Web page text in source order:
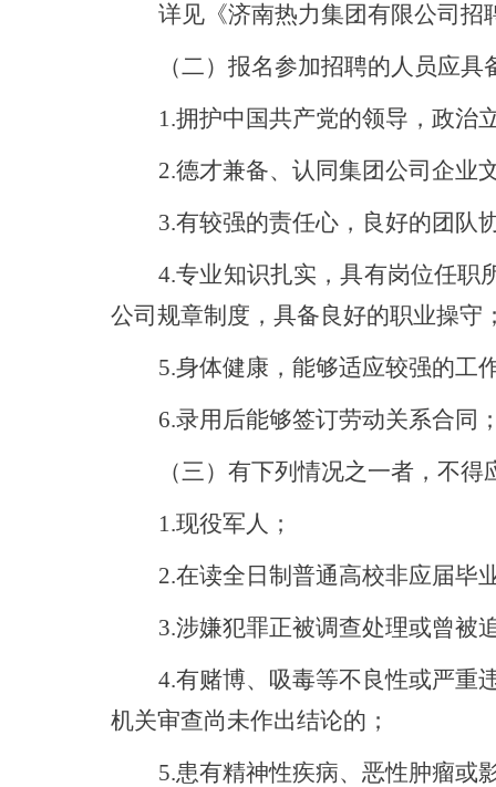
详见《济南热力集团有限公司招
（二）报名参加招聘的人员应
1.拥护中国共产党的领导，政
2.德才兼备、认同集团公司企业
3.有较强的责任心，良好的团队
4.专业知识扎实，具有岗位任职
公司规章制度，具备良好的职业操守
5.身体健康，能够适应较强的工
6.录用后能够签订劳动关系合同
（三）有下列情况之一者，不得
1.现役军人；
2.在读全日制普通高校非应届毕
3.涉嫌犯罪正被调查处理或曾被
4.有赌博、吸毒等不良性或严重
机关审查尚未作出结论的；
5.患有精神性疾病、恶性肿瘤或